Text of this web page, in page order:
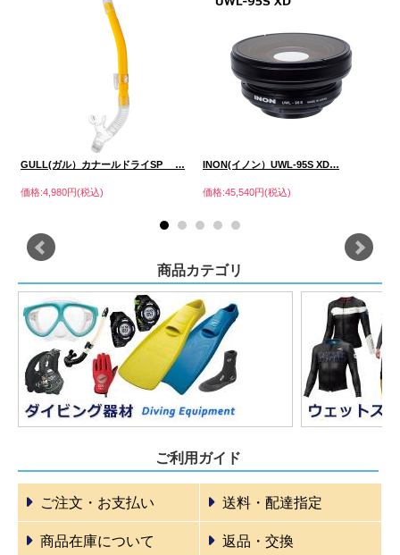
GULL(ガル）カナールドライSP …
価格:4,980円(税込)
INON(イノン）UWL-95S XD…
価格:45,540円(税込)
商品カテゴリ
ご利用ガイド
ご注文・お支払い 送料・配達指定
商品在庫について 返品・交換